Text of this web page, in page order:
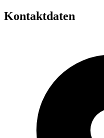
Kontaktdaten